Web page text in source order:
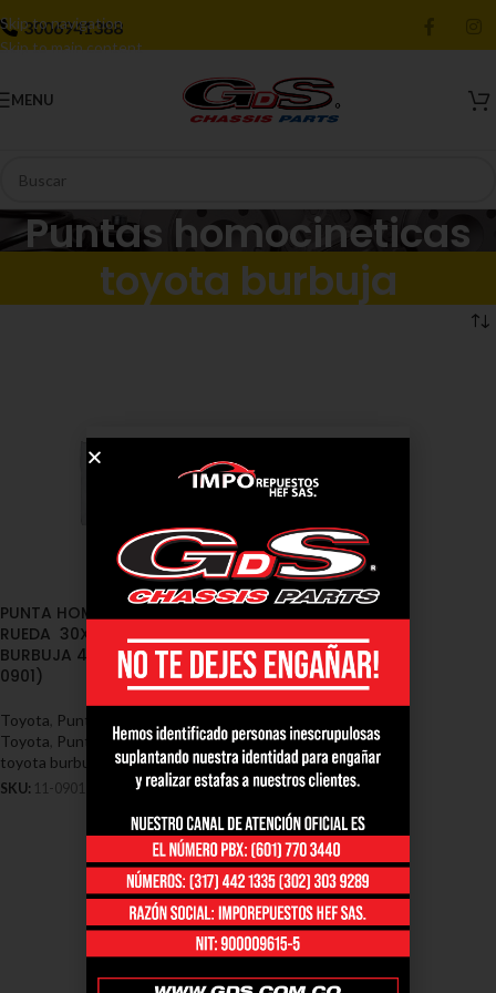
Skip to navigation
Skip to main content
3006941388
MENU
Puntas homocineticas
toyota burbuja
PUNTA HOMOCINETICA LADO
RUEDA 30X24X57 TOYOTA
BURBUJA 4.5 1996/2000 (11-
0901)
Toyota Puntas Homocineticas -
Toyota Puntas homocineticas
toyota burbuja
SKU: 11-0901